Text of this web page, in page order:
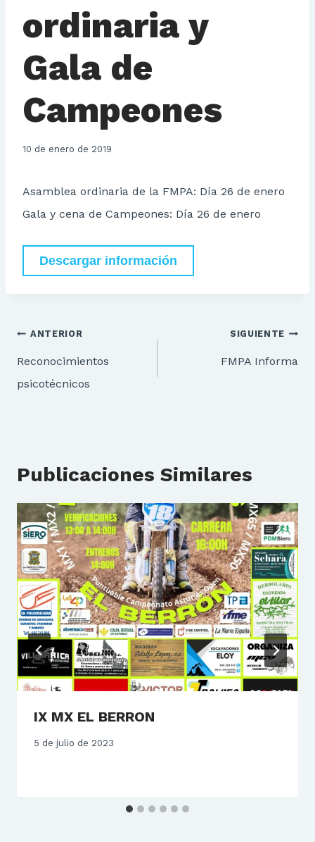
ordinaria y
Gala de
Campeones
10 de enero de 2019
Asamblea ordinaria de la FMPA: Día 26 de enero
Gala y cena de Campeones: Día 26 de enero
Descargar información
Navegación
de
entradas
ANTERIOR
Reconocimientos
psicotécnicos
SIGUIENTE
FMPA Informa
Publicaciones Similares
IX MX EL BERRON
5 de julio de 2023